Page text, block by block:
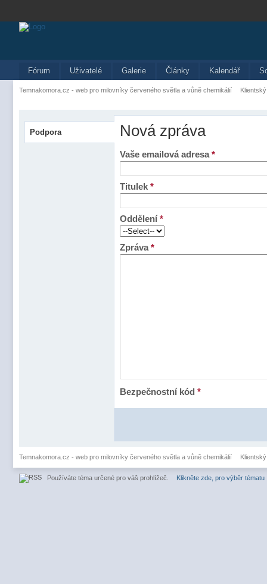
Fórum Uživatelé Galerie Články Kalendář
Temnakomora.cz - web pro milovníky červeného světla a vůně chemikálií
Podpora Nová zpráva
Vaše emailová adresa*
Titulek *
Oddělení*
Zpráva*
Bezpečnostní kód *
Temnakomora.cz - web pro milovníky červeného světla a vůně chemikálií
Používáte téma určené pro váš prohlížeč. Klikněte zde, pro výběr tématu